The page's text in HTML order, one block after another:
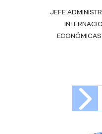
JEFE